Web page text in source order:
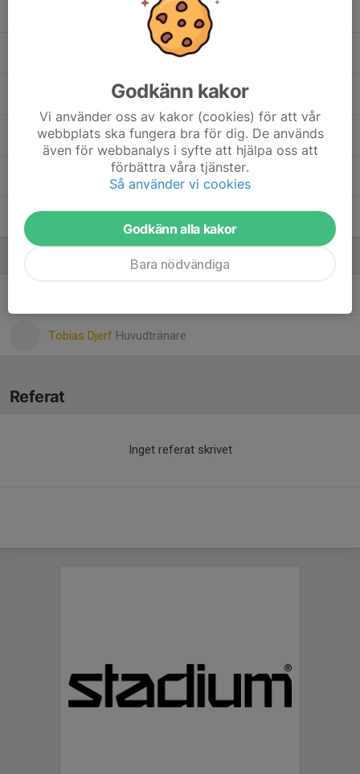
57. Moltas Norén Englund
Razmus Djerf, P18
Silas Norberg, Gymnasiefamiljen
43. Tage Spalde
Tobias Djerf Huvudtränare
Referat
Inget referat skrivet
Godkänn kakor
Vi använder oss av kakor (cookies) för att vår
webbplats ska fungera bra för dig. De används
även för webbanalys i syfte att hjälpa oss att
förbättra våra tjänster.
Så använder vi cookies
Godkänn alla kakor
Bara nödvändiga